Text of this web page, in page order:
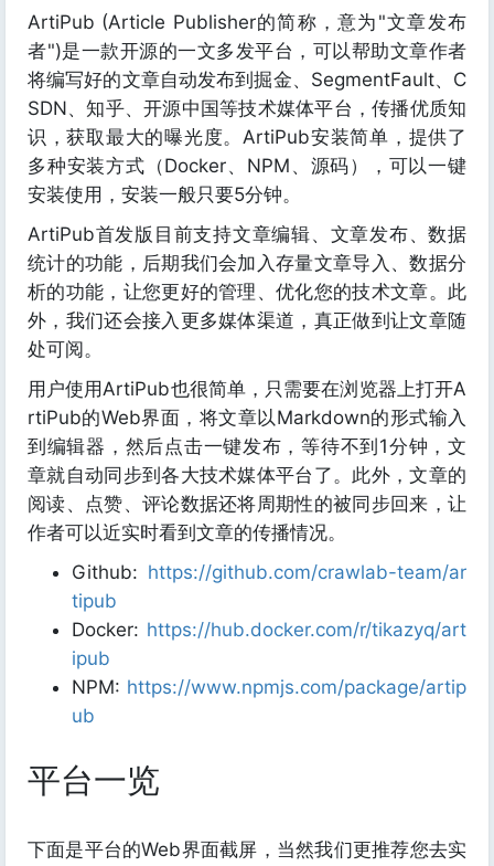
ArtiPub (Article Publisher的简称，意为"文章发布
者")是一款开源的一文多发平台，可以帮助文章作者
将编写好的文章自动发布到掘金、SegmentFault、C
SDN、知乎、开源中国等技术媒体平台，传播优质知
识，获取最大的曝光度。ArtiPub安装简单，提供了
多种安装方式（Docker、NPM、源码），可以一键
安装使用，安装一般只要5分钟。
ArtiPub首发版目前支持文章编辑、文章发布、数据
统计的功能，后期我们会加入存量文章导入、数据分
析的功能，让您更好的管理、优化您的技术文章。此
外，我们还会接入更多媒体渠道，真正做到让文章随
处可阅。
用户使用ArtiPub也很简单，只需要在浏览器上打开A
rtiPub的Web界面，将文章以Markdown的形式输入
到编辑器，然后点击一键发布，等待不到1分钟，文
章就自动同步到各大技术媒体平台了。此外，文章的
阅读、点赞、评论数据还将周期性的被同步回来，让
作者可以近实时看到文章的传播情况。
Github: https://github.com/crawlab-team/ar
tipub
Docker: https://hub.docker.com/r/tikazyq/art
ipub
NPM: https://www.npmjs.com/package/artip
ub
平台一览
下面是平台的Web界面截屏，当然我们更推荐您去实